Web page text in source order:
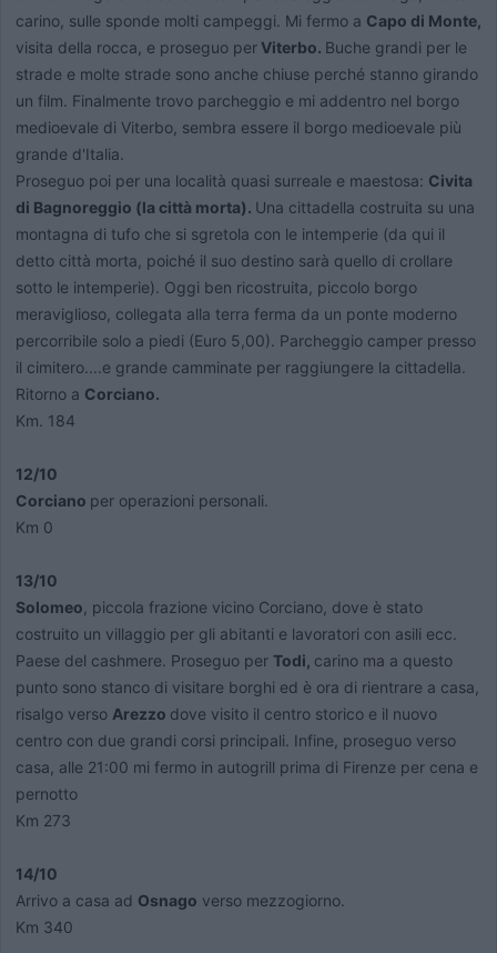
carino, sulle sponde molti campeggi. Mi fermo a Capo di Monte,
visita della rocca, e proseguo perViterbo. Buche grandi per le
strade e molte strade sono anche chiuse perché stanno girando
un film. Finalmente trovo parcheggio e mi addentro nel borgo
medioevale di Viterbo, sembra essere il borgo medioevale più
grande d'Italia.
Proseguo poi per una località quasi surreale e maestosa: Civita
di Bagnoreggio (la città morta). Una cittadella costruita su una
montagna di tufo che si sgretola con le intemperie (da qui il
detto città morta, poiché il suo destino sarà quello di crollare
sotto le intemperie). Oggi ben ricostruita, piccolo borgo
meraviglioso, collegata alla terra ferma da un ponte moderno
percorribile solo a piedi (Euro 5,00). Parcheggio camper presso
il cimitero....e grande camminate per raggiungere la cittadella.
Ritorno a Corciano.
Km. 184
12/10
Corciano per operazioni personali.
Km 0
13/10
Solomeo , piccola frazione vicino Corciano, dove è stato
costruito un villaggio per gli abitanti e lavoratori con asili ecc.
Paese del cashmere. Proseguo per Todi, carino ma a questo
punto sono stanco di visitare borghi ed è ora di rientrare a casa,
risalgo verso Arezzo dove visito il centro storico e il nuovo
centro con due grandi corsi principali. Infine, proseguo verso
casa, alle 21:00 mi fermo in autogrill prima di Firenze per cena e
pernotto
Km 273
14/10
Arrivo a casa ad Osnago verso mezzogiorno.
Km 340